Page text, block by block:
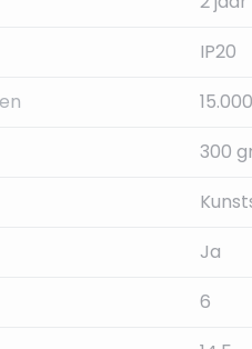
IP20
15.000
300
Ja
6